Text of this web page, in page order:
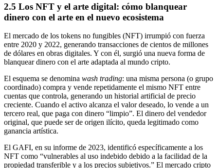
2.5 Los NFT y el arte digital: cómo blanquear
dinero con el arte en el nuevo ecosistema
El mercado de los tokens no fungibles (NFT) irrumpió con fuerza
entre 2020 y 2022, generando transacciones de cientos de millones
de dólares en obras digitales. Y con él, surgió una nueva forma de
blanquear dinero con el arte adaptada al mundo cripto.
El esquema se denomina wash trading: una misma persona (o grupo
coordinado) compra y vende repetidamente el mismo NFT entre
cuentas que controla, generando un historial artificial de precio
creciente. Cuando el activo alcanza el valor deseado, lo vende a un
tercero real, que paga con dinero “limpio”. El dinero del vendedor
original, que puede ser de origen ilícito, queda legitimado como
ganancia artística.
El GAFI, en su informe de 2023, identificó específicamente a los
NFT como “vulnerables al uso indebido debido a la facilidad de la
propiedad transferible y a los precios subjetivos.” El mercado cripto